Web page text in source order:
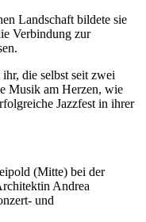
Landschaft bildete sie
Verbindung zur
die selbst seit zwei
Musik am Herzen, wie
Jazzfest in ihrer
(Mitte) bei der
Andrea
und